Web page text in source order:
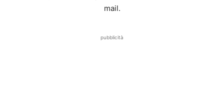
mail.
pubblicità